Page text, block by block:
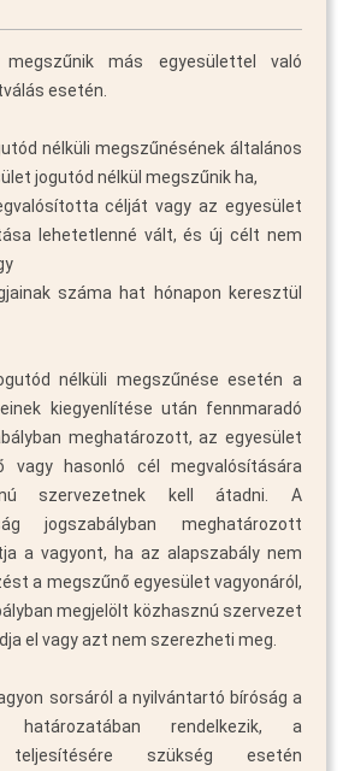
más egyesülettel való
esetén.
nélküli megszűnésének általános
jogutód nélkül megszűnik ha,
célját vagy az egyesület
lehetetlenné vált, és új célt nem
száma hat hónapon keresztül
nélküli megszűnése esetén a
kiegyenlítése után fennmaradó
meghatározott, az egyesület
vagy hasonló cél megvalósítására
szervezetnek kell átadni. A
jogszabályban meghatározott
a vagyont, ha az alapszabály nem
a megszűnő egyesület vagyonáról,
megjelölt közhasznú szervezet
el vagy azt nem szerezheti meg.
sorsáról a nyilvántartó bíróság a
határozatában rendelkezik, a
teljesítésére szükség esetén